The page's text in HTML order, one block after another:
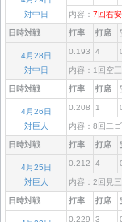
対中日
内容： 7回右
日時対戦 打率 打席
4月28日
対中日
0.193 4
内容：1回
日時対戦 打率 打席
4月26日
対巨人
0.208 1
内容：8回二
日時対戦 打率 打席
4月25日
対巨人
0.212 4
内容：2回
日時対戦 打率 打席
0.229 3